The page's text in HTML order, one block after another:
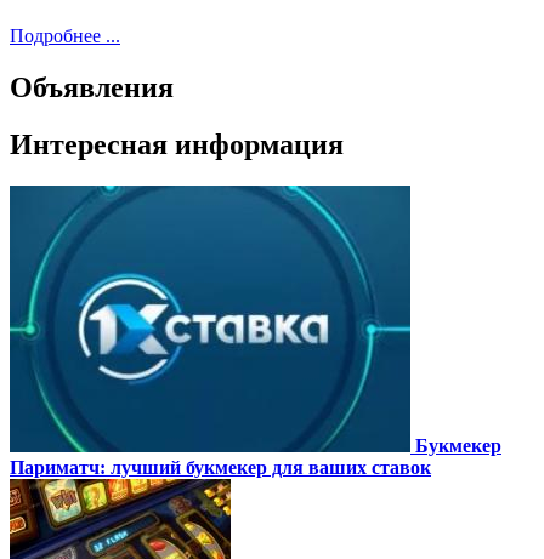
Подробнее ...
Объявления
Интересная информация
Букмекер
Париматч: лучший букмекер для ваших ставок